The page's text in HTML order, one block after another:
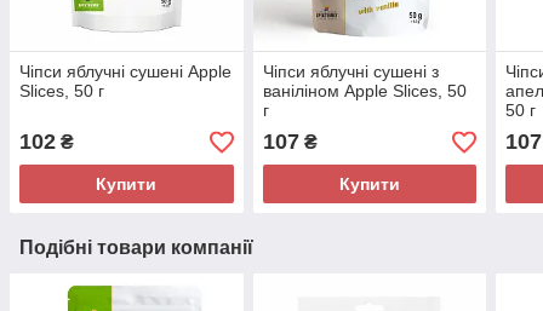
Чіпси яблучні сушені Apple
Slices, 50 г
102 ₴
Купити
Чіпси яблучні сушені з
ваніліном Apple Slices, 50
г
107₴
Купити
50 г
107
Подібні товари компанії